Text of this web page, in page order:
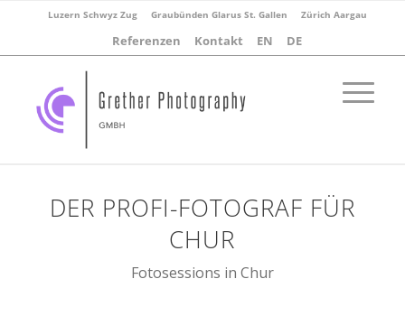
Luzern Schwyz Zug Graubünden Glarus St. Gallen Zürich Aargau
Referenzen Kontakt EN DE
DER PROFI-FOTOGRAF FÜR
CHUR
Fotosessions in Chur